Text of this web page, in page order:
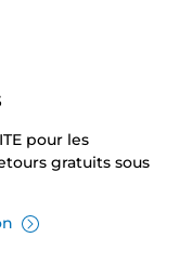
pour les
gratuits sous